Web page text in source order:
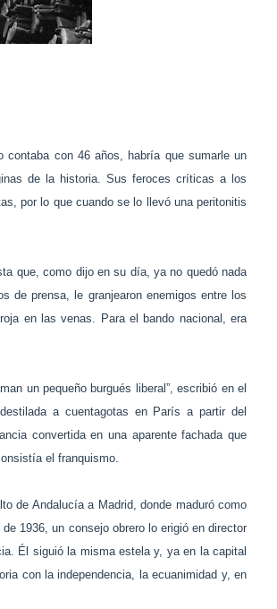
contaba con 46 años, habría que sumarle un
de la historia. Sus feroces críticas a los
por lo que cuando se lo llevó una peritonitis
que, como dijo en su día, ya no quedó nada
de prensa, le granjearon enemigos entre los
en las venas. Para el bando nacional, era
un pequeño burgués liberal”, escribió en el
a cuentagotas en París a partir del
convertida en una aparente fachada que
el franquismo.
de Andalucía a Madrid, donde maduró como
1936, un consejo obrero lo erigió en director
Él siguió la misma estela y, ya en la capital
con la independencia, la ecuanimidad y, en